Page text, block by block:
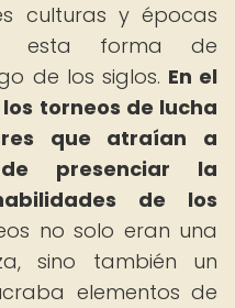
culturas y épocas
esta forma de
de los siglos. En el
torneos de lucha
que atraían a
presenciar la
de los
no solo eran una
sino también un
elementos de